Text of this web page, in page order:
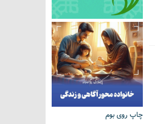
چاپ روی بوم